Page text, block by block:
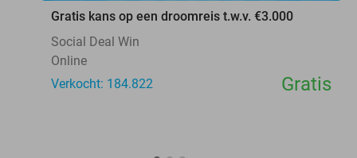
Gratis kans op een droomreis t.w.v. €3.000
Social Deal Win
Online
Verkocht: 184.822
Gratis